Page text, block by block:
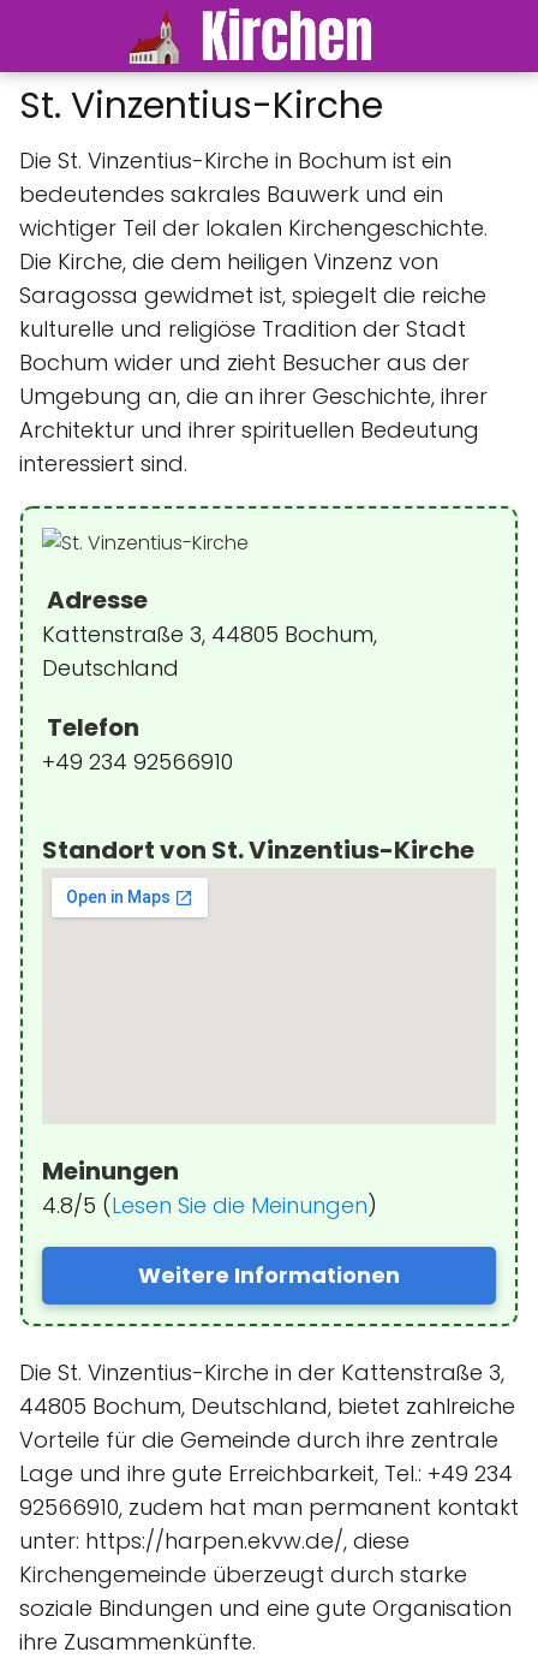
St. Vinzentius-Kirche
Die St. Vinzentius-Kirche in Bochum ist ein
bedeutendes sakrales Bauwerk und ein
wichtiger Teil der lokalen Kirchengeschichte.
Die Kirche, die dem heiligen Vinzenz von
Saragossa gewidmet ist, spiegelt die reiche
kulturelle und religiöse Tradition der Stadt
Bochum wider und zieht Besucher aus der
Umgebung an, die an ihrer Geschichte, ihrer
Architektur und ihrer spirituellen Bedeutung
interessiert sind.
Adresse
Kattenstraße 3, 44805 Bochum,
Deutschland
Telefon
+49 234 92566910
Standort von St. Vinzentius-Kirche
Meinungen
4.8/5 (Lesen Sie die Meinungen)
Weitere Informationen
Die St. Vinzentius-Kirche in der Kattenstraße 3,
44805 Bochum, Deutschland, bietet zahlreiche
Vorteile für die Gemeinde durch ihre zentrale
Lage und ihre gute Erreichbarkeit, Tel.: +49 234
92566910, zudem hat man permanent kontakt
unter: https://harpen.ekvw.de/, diese
Kirchengemeinde überzeugt durch starke
soziale Bindungen und eine gute Organisation
ihre Zusammenkünfte.